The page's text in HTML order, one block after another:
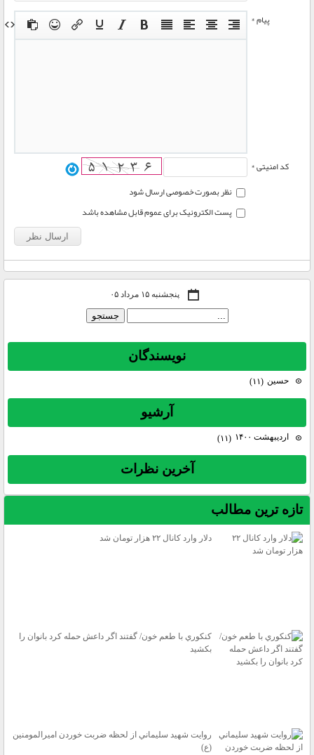
پیام *
کد امنیتی *
نظر بصورت خصوصی ارسال شود
پست الکترونیک برای عموم قابل مشاهده باشد
پنجشنبه ۱۵ مرداد ۰۵
نويسندگان
حسين (۱۱)
آرشيو
اردیبهشت ۱۴۰۰ (۱۱)
آخرين نظرات
تازه ترين مطالب
دلار وارد كانال ۲۲ هزار تومان شد
كنكوري با طعم خون/ گفتند اگر داعش حمله كرد بانوان را
بكشيد
روايت شهيد سليماني از لحظه ضربت خوردن اميرالمومنين
(ع)